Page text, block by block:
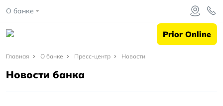
О банке
Prior Online
Главная
О
Главная О банке Пресс-центр Новости
Новости банка